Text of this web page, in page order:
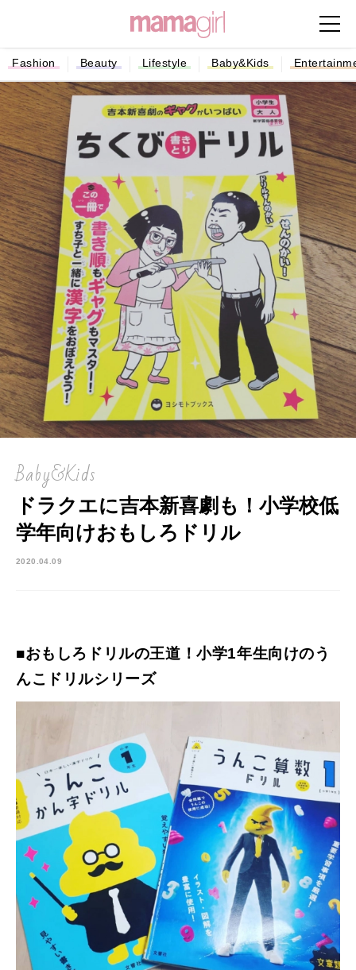
Fashion Beauty Lifestyle Baby&Kids
Baby&Kids
ドラクエに吉本新喜劇も！小学校低
学年向けおもしろドリル
2020.04.09
■おもしろドリルの王道！小学1年生向けのう
んこドリルシリーズ